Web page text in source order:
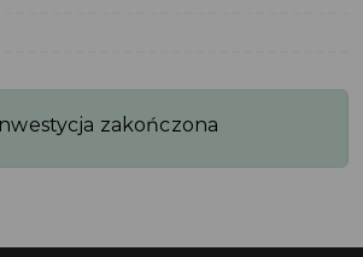
zakończona